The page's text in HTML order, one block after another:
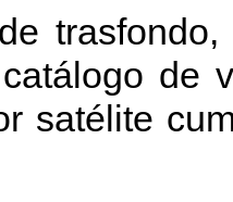
de
satélite